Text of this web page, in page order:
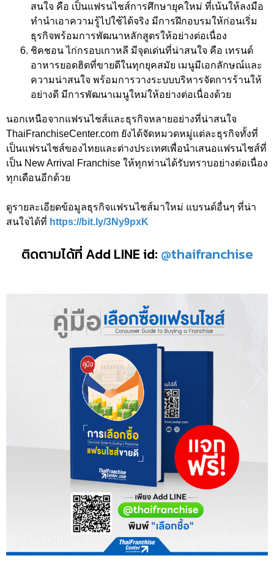
สนใจ คือ เป็นแฟรนไชส์การศึกษายุคใหม่ ที่เน้นให้ลงมือ
ทำนำเอาความรู้ไปใช้ได้จริง มีการฝึกอบรมให้ก่อนเริ่ม
ธุรกิจพร้อมการพัฒนาหลักสูตรให้อย่างต่อเนื่อง
ชิคชอน ไก่กรอบเกาหลี มีจุดเด่นที่น่าสนใจ คือ เทรนด์
อาหารยอดฮิตที่ขายดีในทุกยุคสมัย เมนูมีเอกลักษณ์และ
ความน่าสนใจ พร้อมการวางระบบบริหารจัดการร้านให้
อย่างดี มีการพัฒนาเมนูใหม่ให้อย่างต่อเนื่องด้วย
นอกเหนือจากแฟรนไชส์และธุรกิจหลายอย่างที่น่าสนใจ
ThaiFranchiseCenter.com ยังได้จัดหมวดหมู่แต่ละธุรกิจทั้งที่
เป็นแฟรนไชส์ของไทยและต่างประเทศเพื่อนำเสนอแฟรนไชส์ที่
เป็น New Arrival Franchise ให้ทุกท่านได้รับทราบอย่างต่อเนื่อง
ทุกเดือนอีกด้วย
ดูรายละเอียดข้อมูลธุรกิจแฟรนไชส์มาใหม่ แบรนด์อื่นๆ ที่น่า
สนใจได้ที่ https://bit.ly/3Ny9pxK
ติดตามได้ที่ Add LINE id: @thaifranchise